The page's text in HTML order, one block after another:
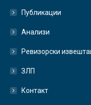
Публикации
Анализи
Ревизорски
ЗЛП
Контакт